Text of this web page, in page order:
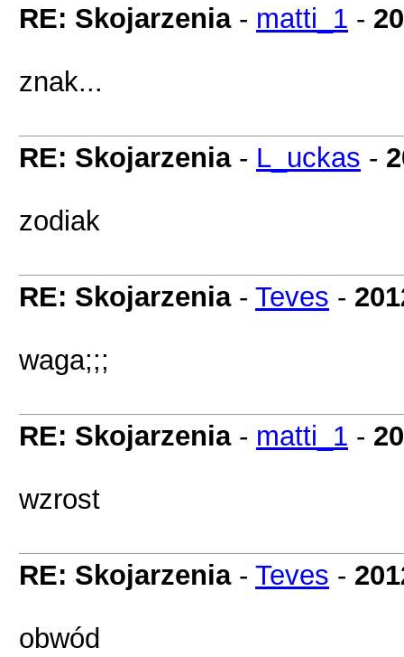
RE: Skojarzenia- matti_1 -
znak...
RE: Skojarzenia- L_uckas -
zodiak
RE: Skojarzenia- Teves -
waga;;;
RE: Skojarzenia- matti_1 -
wzrost
RE: Skojarzenia- Teves -
obwód